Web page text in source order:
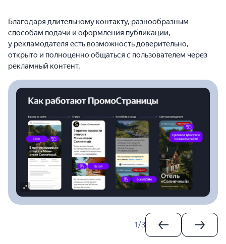
Благодаря длительному контакту, разнообразным
способам подачи и оформления публикации,
у рекламодателя есть возможность доверительно,
открыто и полноценно общаться с пользователем через
рекламный контент.
1/3